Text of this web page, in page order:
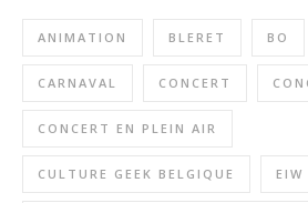
ANIMATION BLERET BO
CARNAVAL CONCERT
CONCERT EN PLEIN AIR
CULTURE GEEK BELGIQUE EIW